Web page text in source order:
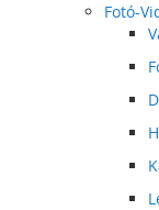
Fotó-